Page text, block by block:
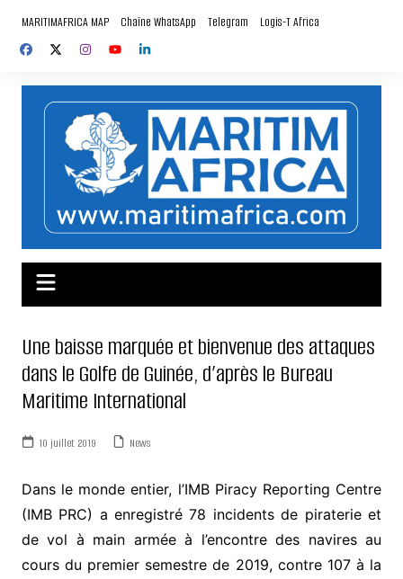
contenu
MARITIMAFRICA MAP Chaîne WhatsApp Telegram Logis-T Africa
Une baisse marquée et bienvenue des attaques
dans le Golfe de Guinée, d’après le Bureau
Maritime International
10 juillet 2019 News
Dans le monde entier, l’IMB Piracy Reporting Centre
(IMB PRC) a enregistré 78 incidents de piraterie et
de vol à main armée à l’encontre des navires au
cours du premier semestre de 2019, contre 107 à la